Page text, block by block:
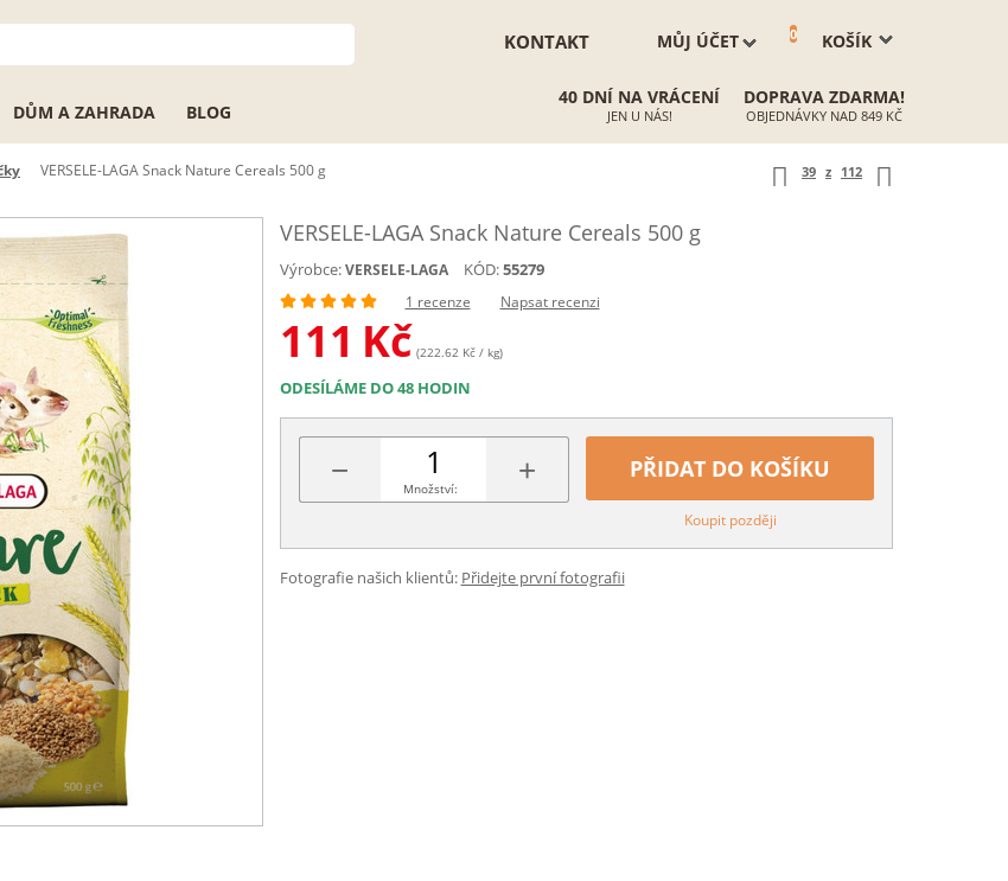
KOŠÍK
0
MŮJ ÚČET
KONTAKT
DŮM A ZAHRADA BLOG
40 DNÍ NA VRÁCENÍ
JEN U NÁS!
DOPRAVA ZDARMA!
OBJEDNÁVKY NAD 849 KČ
VERSELE-LAGA Snack Nature Cereals 500 g 39 z 112
VERSELE-LAGA Snack Nature Cereals 500 g
Výrobce: VERSELE-LAGA KÓD:55279
1 recenze Napsat recenzi
111 Kč (222.62 Kč / kg)
ODESÍLÁME DO 48 HODIN
− +
Množství:
PŘIDAT DO KOŠÍKU
Koupit později
Fotografie našich klientů: Přidejte první fotografii